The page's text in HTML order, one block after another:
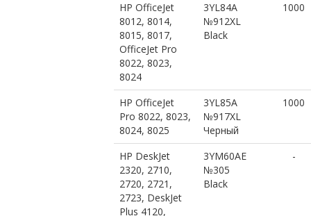
HP OfficeJet
8012, 8014,
8015, 8017,
OfficeJet Pro
8022, 8023,
8024
3YL84A
№912XL
Black
1000
HP OfficeJet
Pro 8022, 8023,
8024, 8025
3YL85A
№917XL
Черный
1000
HP DeskJet
2320, 2710,
2720, 2721,
2723, DeskJet
Plus 4120,
3YM60AE
№305
Black
-